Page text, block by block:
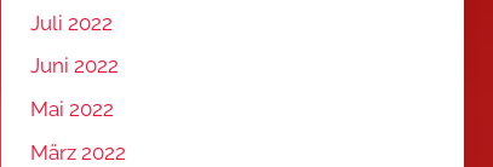
Juli 2022
Juni 2022
Mai 2022
März 2022